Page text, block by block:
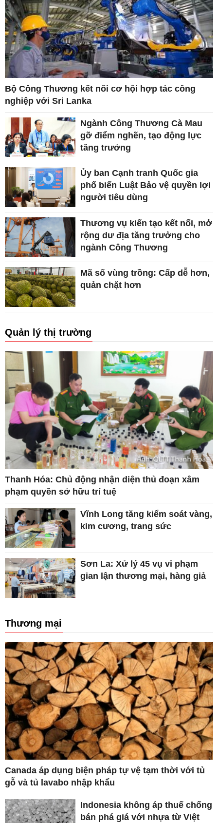
Bộ Công Thương kết nối cơ hội hợp tác công
nghiệp với Sri Lanka
Ngành Công Thương Cà Mau
gỡ điểm nghẽn, tạo động lực
tăng trưởng
Ủy ban Cạnh tranh Quốc gia
phổ biến Luật Bảo vệ quyền lợi
người tiêu dùng
Thương vụ kiến tạo kết nối, mở
rộng dư địa tăng trưởng cho
ngành Công Thương
Mã số vùng trồng: Cấp dễ hơn,
quản chặt hơn
Quản lý thị trường
Thanh Hóa: Chủ động nhận diện thủ đoạn xâm
phạm quyền sở hữu trí tuệ
Vĩnh Long tăng kiểm soát vàng,
kim cương, trang sức
Sơn La: Xử lý 45 vụ vi phạm
gian lận thương mại, hàng giả
Thương mại
Canada áp dụng biện pháp tự vệ tạm thời với tủ
gỗ và tủ lavabo nhập khẩu
Indonesia không áp thuế chống
bán phá giá với nhựa từ Việt